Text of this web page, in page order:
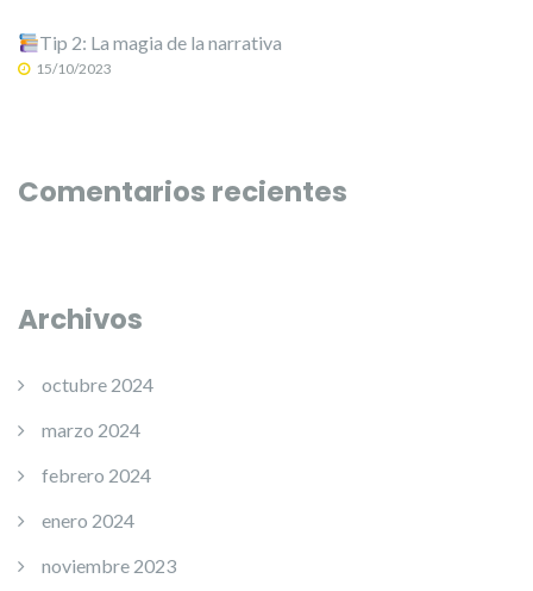
Tip 2: La magia de la narrativa
15/10/2023
Comentarios recientes
Archivos
octubre 2024
marzo 2024
febrero 2024
enero 2024
noviembre 2023